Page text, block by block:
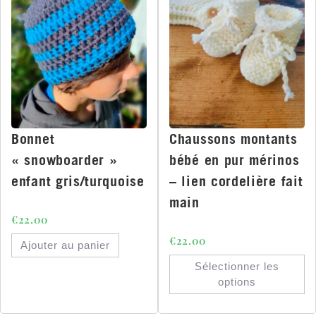
Bonnet
« snowboarder »
enfant gris/turquoise
€22.00
Ajouter au panier
Chaussons montants
bébé en pur mérinos
– lien cordelière fait
main
€22.00
Sélectionner les
options